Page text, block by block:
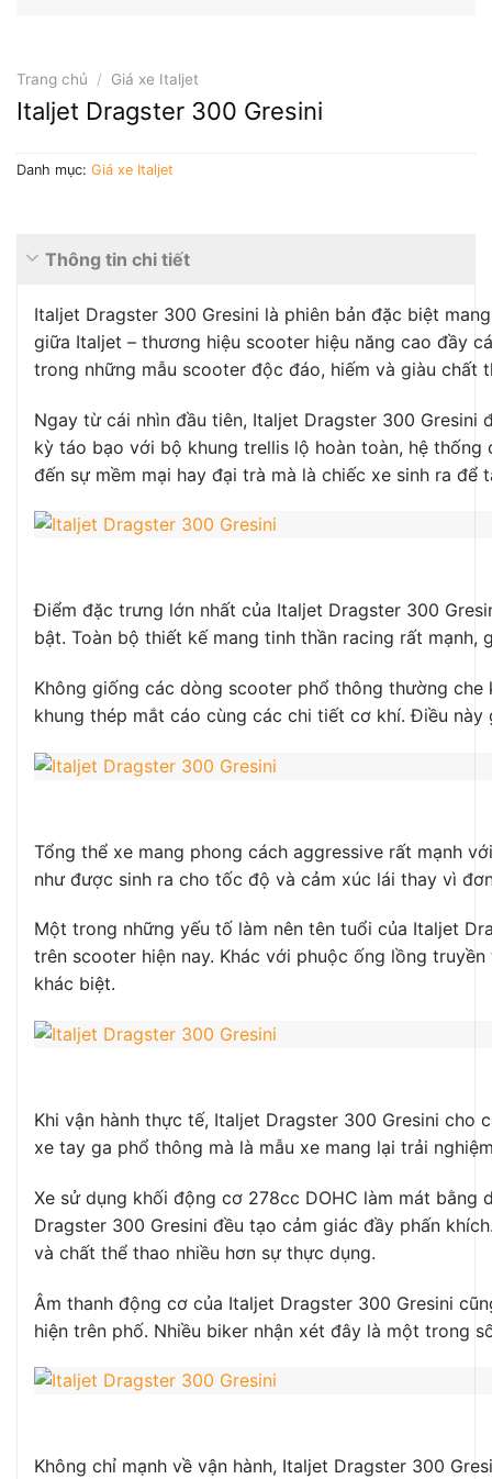
Trang chủ / Giá xe Italjet
Italjet Dragster 300 Gresini
Danh mục: Giá xe Italjet
Thông tin chi tiết
Italjet Dragster 300 Gresini là phiên bản đặc biệt
giữa Italjet – thương hiệu scooter hiệu năng cao đầy
trong những mẫu scooter độc đáo, hiếm và giàu chất
Ngay từ cái nhìn đầu tiên, Italjet Dragster 300
kỳ táo bạo với bộ khung trellis lộ hoàn toàn, hệ
đến sự mềm mại hay đại trà mà là chiếc xe sinh ra
Điểm đặc trưng lớn nhất của Italjet Dragster 300
bật. Toàn bộ thiết kế mang tinh thần racing rất
Không giống các dòng scooter phổ thông thường
khung thép mắt cáo cùng các chi tiết cơ khí. Điều
Tổng thể xe mang phong cách aggressive rất mạnh
như được sinh ra cho tốc độ và cảm xúc lái thay vì
Một trong những yếu tố làm nên tên tuổi của Italjet
trên scooter hiện nay. Khác với phuộc ống lồng
khác biệt.
Khi vận hành thực tế, Italjet Dragster 300 Gresini cho
xe tay ga phổ thông mà là mẫu xe mang lại trải
Xe sử dụng khối động cơ 278cc DOHC làm mát
Dragster 300 Gresini đều tạo cảm giác đầy phấn
và chất thể thao nhiều hơn sự thực dụng.
Âm thanh động cơ của Italjet Dragster 300 Gresini
hiện trên phố. Nhiều biker nhận xét đây là một trong
Không chỉ mạnh về vận hành, Italjet Dragster 300